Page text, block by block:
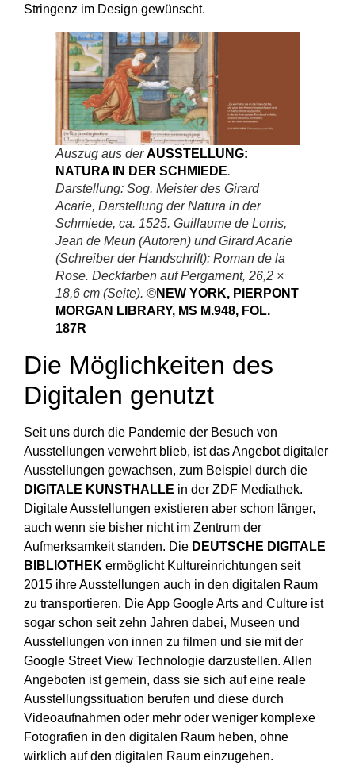
Stringenz im Design gewünscht.
Auszug aus derAUSSTELLUNG:
NATURA IN DER SCHMIEDE.
Darstellung: Sog. Meister des Girard
Acarie, Darstellung der Natura in der
Schmiede, ca. 1525. Guillaume de Lorris,
Jean de Meun (Autoren) und Girard Acarie
(Schreiber der Handschrift): Roman de la
Rose. Deckfarben auf Pergament, 26,2 ×
18,6 cm (Seite). ©NEW YORK, PIERPONT
MORGAN LIBRARY, MS M.948, FOL.
187R
Die Möglichkeiten des
Digitalen genutzt
Seit uns durch die Pandemie der Besuch von
Ausstellungen verwehrt blieb, ist das Angebot digitaler
Ausstellungen gewachsen, zum Beispiel durch die
DIGITALE KUNSTHALLE in der ZDF Mediathek.
Digitale Ausstellungen existieren aber schon länger,
auch wenn sie bisher nicht im Zentrum der
Aufmerksamkeit standen. Die DEUTSCHE DIGITALE
BIBLIOTHEK ermöglicht Kultureinrichtungen seit
2015 ihre Ausstellungen auch in den digitalen Raum
zu transportieren. Die App Google Arts and Culture ist
sogar schon seit zehn Jahren dabei, Museen und
Ausstellungen von innen zu filmen und sie mit der
Google Street View Technologie darzustellen. Allen
Angeboten ist gemein, dass sie sich auf eine reale
Ausstellungssituation berufen und diese durch
Videoaufnahmen oder mehr oder weniger komplexe
Fotografien in den digitalen Raum heben, ohne
wirklich auf den digitalen Raum einzugehen.